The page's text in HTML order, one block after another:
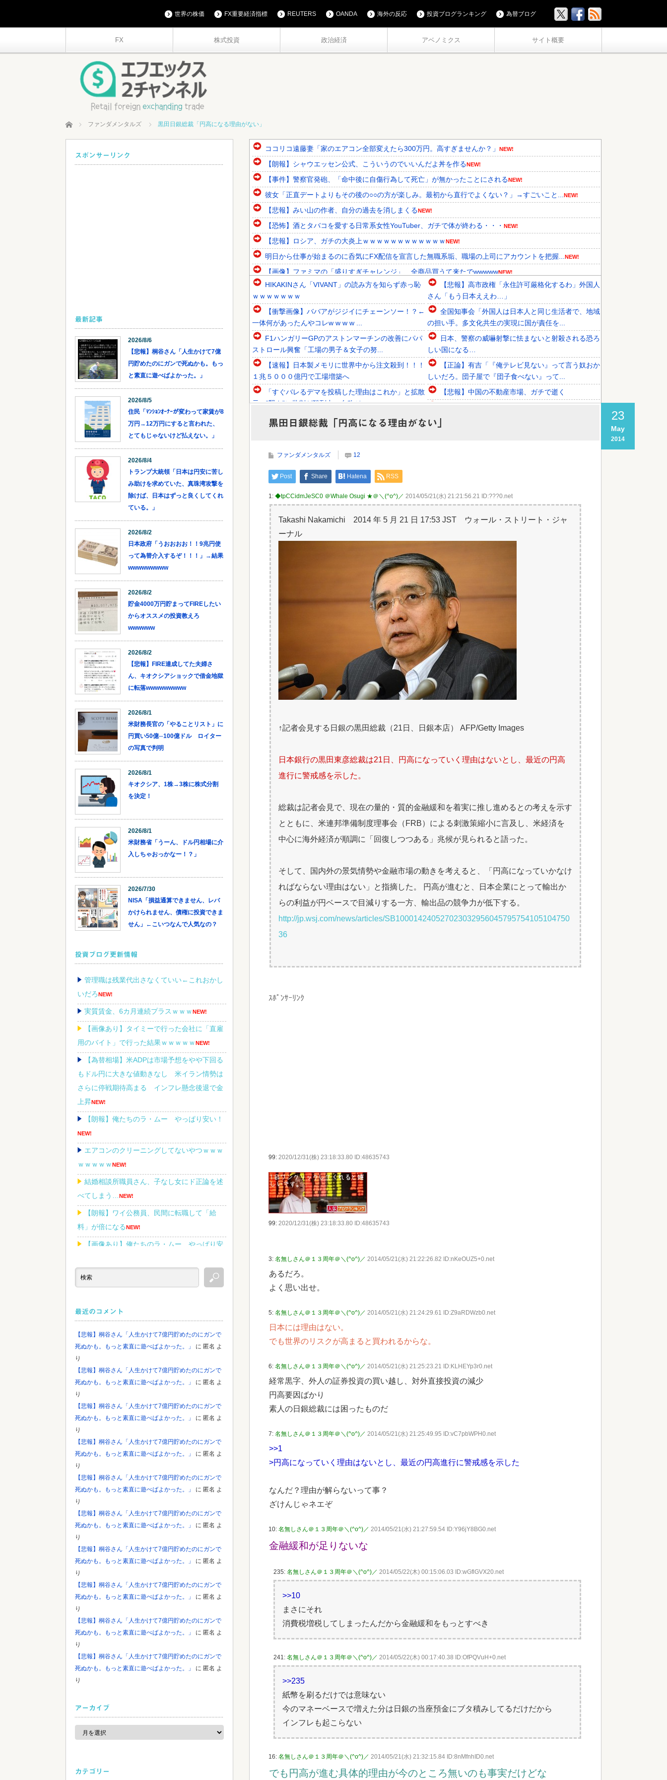
FX 株式投資 政治経済 アベノミクス サイト概要
世界の株価 FX重要経済指標 REUTERS OANDA 海外の反応 投資ブログランキング 為替ブログ
ホーム ファンダメンタルズ 黒田日銀総裁「円高になる理由がない」
ココリコ遠藤妻「家のエアコン全部変えたら300万円。高すぎませんか？」 NEW!
【朗報】シャウエッセン公式、こういうのでいいんだよ丼を作るNEW!
【事件】警察官発砲、「命中後に自傷行為して死亡」が無かったことにされるNEW!
彼女「正直デートよりもその後の○○の方が楽しみ。最初から直行でよくない？」→すごいこと... NEW!
【悲報】みい山の作者、自分の過去を消しまくるNEW!
【恐怖】酒とタバコを愛する日常系女性YouTuber、ガチで体が終わる・・・ NEW!
【悲報】ロシア、ガチの大炎上ｗｗｗｗｗｗｗｗｗｗｗｗNEW!
明日から仕事が始まるのに呑気にFX配信を宣言した無職系垢、職場の上司にアカウントを把握... NEW!
【画像】ファミマの「盛りすぎチャレンジ」、全商品買うて来たでwwwwwNEW!
韓国人「トヨタが2027年に次世代ハイブリッドバッテリーを導入へ！最大1000kmの航...NEW!
韓国人「海上自衛隊護衛艦ちょうかいによるトマホーク巡航ミサイルの実射試験に韓国人が衝撃...
韓国人「日本政府が韓国産のめっき鋼板に対して最大55.3%の反ダンピング関税を発表！」...
Powered by livedoor 相互RSS
HIKAKINさん「VIVANT」の読み方を知らず赤っ恥
ｗｗｗｗｗｗｗ
【衝撃画像】ババアがジジイにチェーンソー！？←
一体何があったんやコレw w w w ...
F1ハンガリーGPのアストンマーチンの改善にパパ
ストロール興奮「工場の男子＆女子の努...
【速報】日本製メモリに世界中から注文殺到！！！
１兆５０００億円で工場増築へ
「すぐバレるデマを投稿した理由はこれか」と拡散
元の”賢さ”に批判が殺到中、自称ジャー...
石油もない、鉄もない、国土の7割は山…それでも
日本が世界屈指の経済大国になれた「勤勉...
やみに明かしてはいけない理由
Powered by livedoor 相互RSS
【悲報】高市政権「永住許可厳格化するわ」外国人
さん「もう日本ええわ…」
全国知事会「外国人は日本人と同じ生活者で、地域
の担い手。多文化共生の実現に国が責任を...
日本、警察の威嚇射撃に怯まないと射殺される恐ろ
しい国になる…
【正論】有吉「『俺テレビ見ない』って言う奴おか
しいだろ。団子屋で『団子食べない』って...
【悲報】中国の不動産市場、ガチで逝く
い入れ」を要請
Powered by livedoor 相互RSS
23
May
2014
黒田日銀総裁「円高になる理由がない」
ファンダメンタルズ 12
Post Share Hatena RSS
1: ◆tpCCidmJeSC0 ＠Whale Osugi ★＠＼(^o^)／ 2014/05/21(水) 21:21:56.21 ID:???0.net
Takashi Nakamichi 2014 年 5 月 21 日 17:53 JST ウォール・ストリート・ジャ
ーナル
↑記者会見する日銀の黒田総裁（21日、日銀本店） AFP/Getty Images
日本銀行の黒田東彦総裁は21日、円高になっていく理由はないとし、最近の円高
進行に警戒感を示した。
総裁は記者会見で、現在の量的・質的金融緩和を着実に推し進めるとの考えを示す
とともに、米連邦準備制度理事会（FRB）による刺激策縮小に言及し、米経済を
中心に海外経済が順調に「回復しつつある」兆候が見られると語った。
そして、国内外の景気情勢や金融市場の動きを考えると、「円高になっていかなけ
ればならない理由はない」と指摘した。 円高が進むと、日本企業にとって輸出か
らの利益が円ベースで目減りする一方、輸出品の競争力が低下する。
http://jp.wsj.com/news/articles/SB100014240527023032956045795754105104750
36
ｽﾎﾟﾝｻｰﾘﾝｸ
99: 2020/12/31(株) 23:18:33.80 ID:48635743
99: 2020/12/31(株) 23:18:33.80 ID:48635743
3: 名無しさん＠１３周年＠＼(^o^)／ 2014/05/21(水) 21:22:26.82 ID:nKeOUZ5+0.net
あるだろ。
よく思い出せ。
5: 名無しさん＠１３周年＠＼(^o^)／ 2014/05/21(水) 21:24:29.61 ID:Z9aRDWzb0.net
日本には理由はない。
でも世界のリスクが高まると買われるからな。
6: 名無しさん＠１３周年＠＼(^o^)／ 2014/05/21(水) 21:25:23.21 ID:KLHEYp3r0.net
経常黒字、外人の証券投資の買い越し、対外直接投資の減少
円高要因ばかり
素人の日銀総裁には困ったものだ
7: 名無しさん＠１３周年＠＼(^o^)／ 2014/05/21(水) 21:25:49.95 ID:vC7pbWPH0.net
>>1
>円高になっていく理由はないとし、最近の円高進行に警戒感を示した
なんだ？理由が解らないって事？
ざけんじゃネエぞ
10: 名無しさん＠１３周年＠＼(^o^)／ 2014/05/21(水) 21:27:59.54 ID:Y96jY8BG0.net
金融緩和が足りないな
235: 名無しさん＠１３周年＠＼(^o^)／ 2014/05/22(木) 00:15:06.03 ID:wGflGVX20.net
>>10
まさにそれ
消費税増税してしまったんだから金融緩和をもっとすべき
241: 名無しさん＠１３周年＠＼(^o^)／ 2014/05/22(木) 00:17:40.38 ID:OfPQVuH+0.net
>>235
紙幣を刷るだけでは意味ない
今のマネーベースで増えた分は日銀の当座預金にブタ積みしてるだけだから
インフレも起こらない
16: 名無しさん＠１３周年＠＼(^o^)／ 2014/05/21(水) 21:32:15.84 ID:8nMfnhID0.net
でも円高が進む具体的理由が今のところ無いのも事実だけどな
スポンサーリンク
最新記事
2026/8/6
【悲報】桐谷さん「人生かけて7億
円貯めたのにガンで死ぬかも。もっ
と素直に遊べばよかった。」
2026/8/5
住民「ﾏﾝｼｮﾝｵｰﾅｰが変わって家賃が8
万円→12万円にすると言われた、
とてもじゃないけど払えない。」
2026/8/4
トランプ大統領「日本は円安に苦し
み助けを求めていた、真珠湾攻撃を
除けば、日本はずっと良くしてくれ
ている。」
2026/8/2
日本政府「うおおおお！！9兆円使
って為替介入するぞ！！！」→結果
wwwwwwwww
2026/8/2
貯金4000万円貯まってFIREしたい
からオススメの投資教えろ
wwwwww
2026/8/2
【悲報】FIRE達成してた夫婦さ
ん、キオクシアショックで借金地獄
に転落wwwwwwwww
2026/8/1
米財務長官の「やることリスト」に
円買い50億─100億ドル ロイター
の写真で判明
2026/8/1
キオクシア、1株→3株に株式分割
を決定！
2026/8/1
米財務省「うーん、ドル円相場に介
入しちゃおっかなー！？」
2026/7/30
NISA「損益通算できません、レバ
かけられません、債権に投資できま
せん」←こいつなんで人気なの？
投資ブログ更新情報
管理職は残業代出さなくていい←これおかし
いだろNEW!
実質賃金、6カ月連続プラスｗｗｗNEW!
【画像あり】タイミーで行った会社に「直雇
用のバイト」で行った結果ｗｗｗｗｗNEW!
【為替相場】米ADPは市場予想をやや下回る
もドル円に大きな値動きなし 米イラン情勢は
さらに停戦期待高まる インフレ懸念後退で金
上昇NEW!
【朗報】俺たちのラ・ムー やっぱり安い！
NEW!
エアコンのクリーニングしてないやつｗｗｗ
ｗｗｗｗｗNEW!
結婚相談所職員さん、子なし女にド正論を述
べてしまう…
NEW!
【朗報】ワイ公務員、民間に転職して「給
料」が倍になるNEW!
【画像あり】俺たちのラ・ムー、やっぱり安
Powered by livedoor 相互RSS
最近のコメント
【悲報】桐谷さん「人生かけて7億円貯めたのにガンで
死ぬかも。もっと素直に遊べばよかった。」
に 匿名 よ
り
【悲報】桐谷さん「人生かけて7億円貯めたのにガンで
死ぬかも。もっと素直に遊べばよかった。」
に 匿名 よ
り
【悲報】桐谷さん「人生かけて7億円貯めたのにガンで
死ぬかも。もっと素直に遊べばよかった。」
に 匿名 よ
り
【悲報】桐谷さん「人生かけて7億円貯めたのにガンで
死ぬかも。もっと素直に遊べばよかった。」
に 匿名 よ
り
【悲報】桐谷さん「人生かけて7億円貯めたのにガンで
死ぬかも。もっと素直に遊べばよかった。」
に 匿名 よ
り
【悲報】桐谷さん「人生かけて7億円貯めたのにガンで
死ぬかも。もっと素直に遊べばよかった。」
に 匿名 よ
り
【悲報】桐谷さん「人生かけて7億円貯めたのにガンで
死ぬかも。もっと素直に遊べばよかった。」
に 匿名 よ
り
【悲報】桐谷さん「人生かけて7億円貯めたのにガンで
死ぬかも。もっと素直に遊べばよかった。」
に 匿名 よ
り
【悲報】桐谷さん「人生かけて7億円貯めたのにガンで
死ぬかも。もっと素直に遊べばよかった。」
に 匿名 よ
り
【悲報】桐谷さん「人生かけて7億円貯めたのにガンで
死ぬかも。もっと素直に遊べばよかった。」
に 匿名 よ
り
アーカイブ
ア
カ
カテゴリー